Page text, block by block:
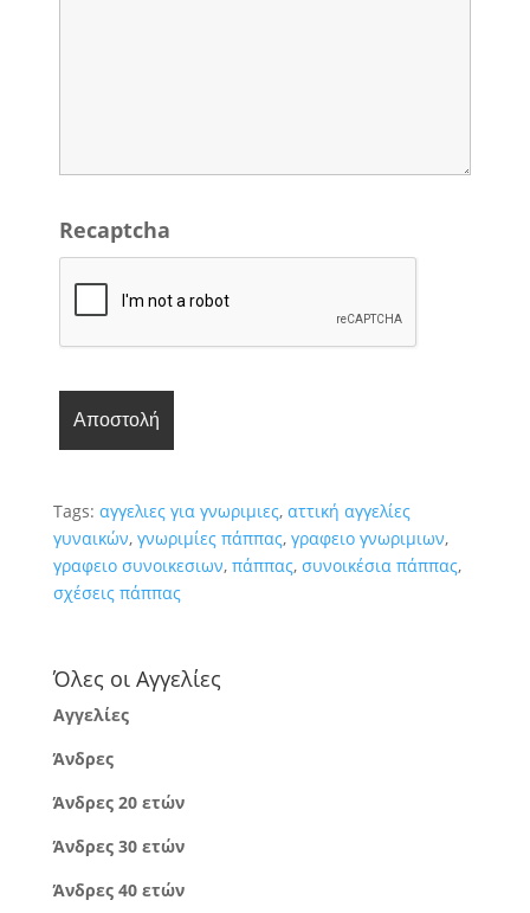
Recaptcha
Tags: αγγελιες για γνωριμιες, αττική αγγελίες
γυναικών, γνωριμίες πάππας, γραφειο γνωριμιων,
γραφειο συνοικεσιων, πάππας, συνοικέσια πάππας,
σχέσεις πάππας
Όλες οι Αγγελίες
Αγγελίες
Άνδρες
Άνδρες 20 ετών
Άνδρες 30 ετών
Άνδρες 40 ετών